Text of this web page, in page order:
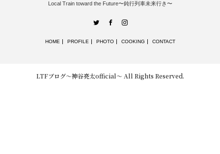
Local Train toward the Future〜鈍行列車未来行き〜
TwitterFacebook
HOME PROFILE PHOTO COOKING CONTACT
LTFブログ〜神谷亮太official〜 All Rights Reserved.